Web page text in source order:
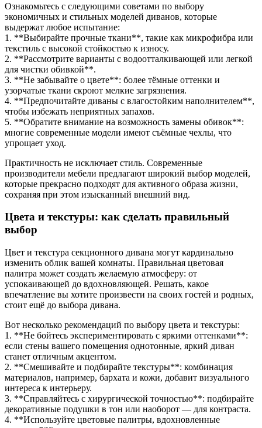
Ознакомьтесь с следующими советами по выбору
экономичных и стильных моделей диванов, которые
выдержат любое испытание:
1. **Выбирайте прочные ткани**, такие как микрофибра или
текстиль с высокой стойкостью к износу.
2. **Рассмотрите варианты с водоотталкивающей или легкой
для чистки обивкой**.
3. **Не забывайте о цвете**: более тёмные оттенки и
узорчатые ткани скроют мелкие загрязнения.
4. **Предпочитайте диваны с влагостойким наполнителем**,
чтобы избежать неприятных запахов.
5. **Обратите внимание на возможность замены обивок**:
многие современные модели имеют съёмные чехлы, что
упрощает уход.
Практичность не исключает стиль. Современные
производители мебели предлагают широкий выбор моделей,
которые прекрасно подходят для активного образа жизни,
сохраняя при этом изысканный внешний вид.
Цвета и текстуры: как сделать правильный
выбор
Цвет и текстура секционного дивана могут кардинально
изменить облик вашей комнаты. Правильная цветовая
палитра может создать желаемую атмосферу: от
успокаивающей до вдохновляющей. Решать, какое
впечатление вы хотите произвести на своих гостей и родных,
стоит ещё до выбора дивана.
Вот несколько рекомендаций по выбору цвета и текстуры:
1. **Не бойтесь экспериментировать с яркими оттенками**:
если стены вашего помещения однотонные, яркий диван
станет отличным акцентом.
2. **Смешивайте и подбирайте текстуры**: комбинация
материалов, например, бархата и кожи, добавит визуального
интереса к интерьеру.
3. **Справляйтесь с хирургической точностью**: подбирайте
декоративные подушки в тон или наоборот — для контраста.
4. **Используйте цветовые палитры, вдохновленные